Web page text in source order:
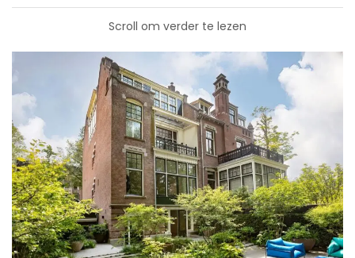
Scroll om verder te lezen